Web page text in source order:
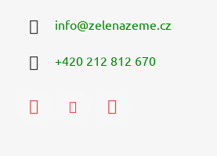
info@zelenazeme.cz
+420 212 812 670